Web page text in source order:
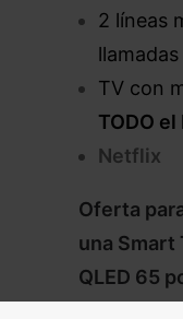
2 líneas
TV con
TODO
Netflix
Oferta
una Smart
QLED 65